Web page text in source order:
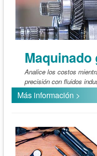
Maquinado
Analice los costos
precisión con fluidos
Más información >